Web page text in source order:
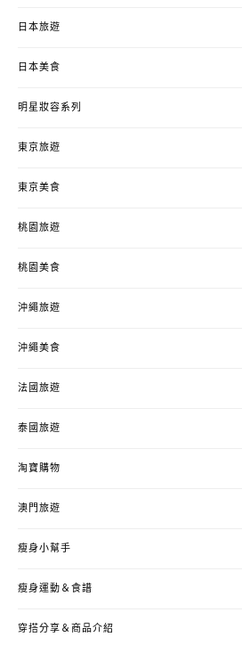
日本旅遊
日本美食
明星妝容系列
東京旅遊
東京美食
桃園旅遊
桃園美食
沖繩旅遊
沖繩美食
法國旅遊
泰國旅遊
淘寶購物
澳門旅遊
瘦身小幫手
瘦身運動＆食譜
穿搭分享＆商品介紹